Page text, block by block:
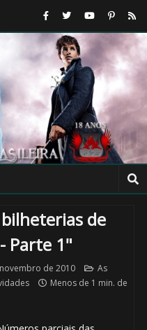
de
Parte 1"
de 2010
As
Menos de 1 min. de